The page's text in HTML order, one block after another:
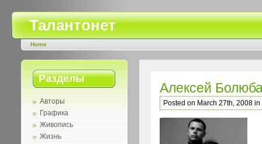
Талантонет
Home
Разделы
Авторы
Графика
Живопись
Жизнь
Алексей
Posted on March 27th, 2008 in